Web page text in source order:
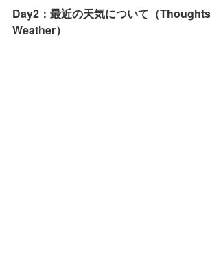
Day2：最近の天気について（
Weather）